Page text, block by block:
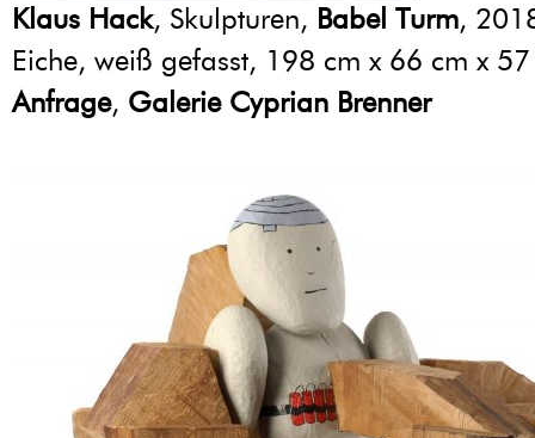
Klaus Hack, Skulpturen, Babel Turm,
Eiche, weiß gefasst, 198 cm x 66 cm x
Anfrage, Galerie Cyprian Brenner